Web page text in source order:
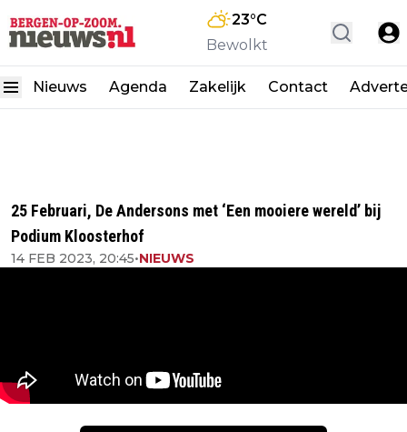
23°C
Bewolkt
Nieuws Agenda Zakelijk Contact
25 Februari, De Andersons met ‘Een mooiere wereld’ bij
Podium Kloosterhof
14 FEB 2023, 20:45•NIEUWS